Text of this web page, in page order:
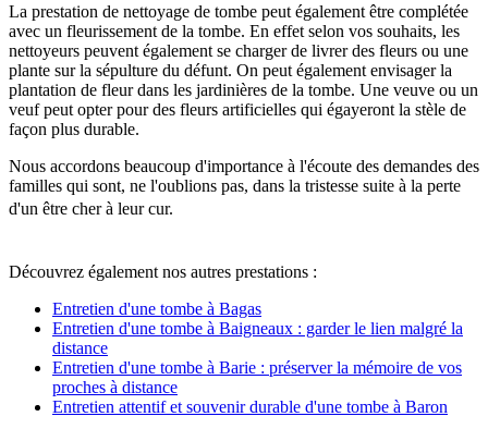
La prestation de nettoyage de tombe peut également être complétée
avec un fleurissement de la tombe. En effet selon vos souhaits, les
nettoyeurs peuvent également se charger de livrer des fleurs ou une
plante sur la sépulture du défunt. On peut également envisager la
plantation de fleur dans les jardinières de la tombe. Une veuve ou un
veuf peut opter pour des fleurs artificielles qui égayeront la stèle de
façon plus durable.
Nous accordons beaucoup d'importance à l'écoute des demandes des
familles qui sont, ne l'oublions pas, dans la tristesse suite à la perte
d'un être cher à leur cur.
Découvrez également nos autres prestations :
Entretien d'une tombe à Bagas
Entretien d'une tombe à Baigneaux : garder le lien malgré la
distance
Entretien d'une tombe à Barie : préserver la mémoire de vos
proches à distance
Entretien attentif et souvenir durable d'une tombe à Baron